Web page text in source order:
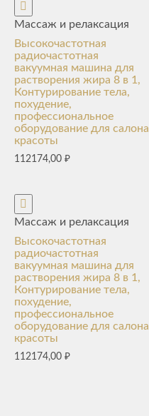
Массаж и релаксация
Высокочастотная
радиочастотная
вакуумная машина для
растворения жира 8 в 1,
Контурирование тела,
похудение,
профессиональное
оборудование для салона
красоты
112174,00 ₽
Массаж и релаксация
Высокочастотная
радиочастотная
вакуумная машина для
растворения жира 8 в 1,
Контурирование тела,
похудение,
профессиональное
оборудование для салона
красоты
112174,00 ₽